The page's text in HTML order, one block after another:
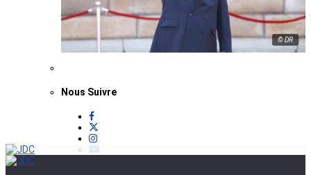
© DR
Nous Suivre